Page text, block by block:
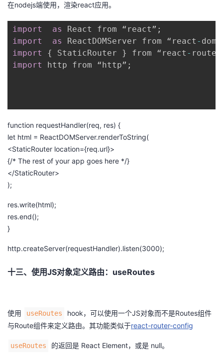
在nodejs端使用，渲染react应用。
import as React from “react” ;
import
as ReactDOMServer from “react - dom
import
{ StaticRouter } from “react - router
import
http from “http” ;
function requestHandler(req, res) {
let html = ReactDOMServer.renderToString(
<StaticRouter location={req.url}>
{/* The rest of your app goes here */}
</StaticRouter>
);
res.write(html);
res.end();
}
http.createServer(requestHandler).listen(3000);
十三、使用JS对象定义路由：useRoutes
使用 useRoutes
hook，可以使用一个JS对象而不是Routes组件
与Route组件来定义路由。其功能类似于react-router-config
useRoutes 的返回是 React Element，或是 null。